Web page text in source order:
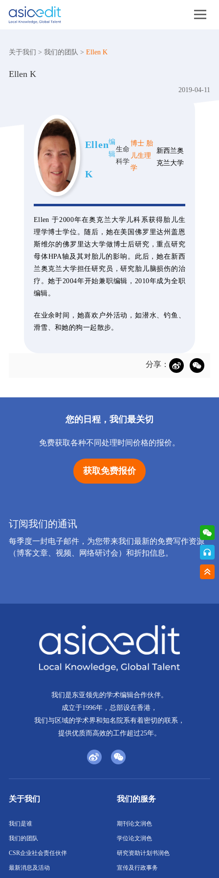
关于我们 > 我们的团队 > Ellen K
Ellen K
2019-04-11
Ellen
K
编
辑
生命
科学
博士 胎
儿生理
学
新西兰奥
克兰大学
Ellen 于2000年在奥克兰大学儿科系获得胎儿生
理学博士学位。随后，她在美国佛罗里达州盖恩
斯维尔的佛罗里达大学做博士后研究，重点研究
母体HPA轴及其对胎儿的影响。此后，她在新西
兰奥克兰大学担任研究员，研究胎儿脑损伤的治
疗。她于2004年开始兼职编辑，2010年成为全职
编辑。
在业余时间，她喜欢户外活动，如潜水、钓鱼、
滑雪、和她的狗一起散步。
分享：
您的日程，我们最关切
免费获取各种不同处理时间价格的报价。
获取免费报价
订阅我们的通讯
每季度一封电子邮件，为您带来我们最新的免费写作资源
（博客文章、视频、网络研讨会）和折扣信息。
我们是东亚领先的学术编辑合作伙伴。
成立于1996年，总部设在香港，
我们与区域的学术界和知名院系有着密切的联系，
提供优质而高效的工作超过25年。
关于我们
我们是谁
我们的团队
CSR企业社会责任伙伴
最新消息及活动
我们的服务
期刊论文润色
学位论文润色
研究资助计划书润色
宣传及行政事务